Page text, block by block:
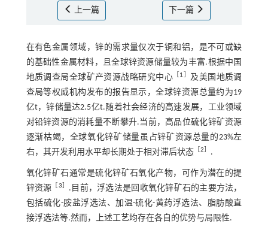
上一篇 下一篇
在有色金属领域，锌的需求量仅次于铜和铝，是不可或缺
的基础性金属材料，且全球锌资源储量较为丰富.根据中国
地质调查局全球矿产资源战略研究中心
1
及美国地质调
查局等权威机构发布的报告显示，全球锌资源总量约为19
亿t，锌储量达2.5亿t.随着社会经济的高速发展，工业领域
对铅锌资源的消耗量不断攀升.当前，高品位硫化锌矿资源
逐渐枯竭，全球氧化锌矿储量虽占锌矿资源总量的23%左
右，其开发利用水平却长期处于相对滞后状态［ 2 .
氧化锌矿石通常是硫化锌矿石氧化产物，可作为潜在的提
锌资源
3
.目前，浮选法是回收氧化锌矿石的主要方法，
包括硫化-胺盐浮选法、加温-硫化-黄药浮选法、脂肪酸直
接浮选法等.然而，上述工艺均存在各自的优势与局限性.